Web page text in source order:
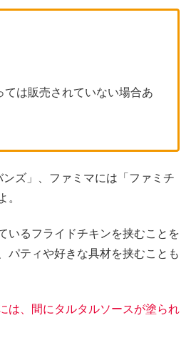
は販売されていない場合あ
ズ」、ファミマには「ファミチ
。
いるフライドチキンを挟むことを
パティや好きな具材を挟むことも
は、間にタルタルソースが塗られ